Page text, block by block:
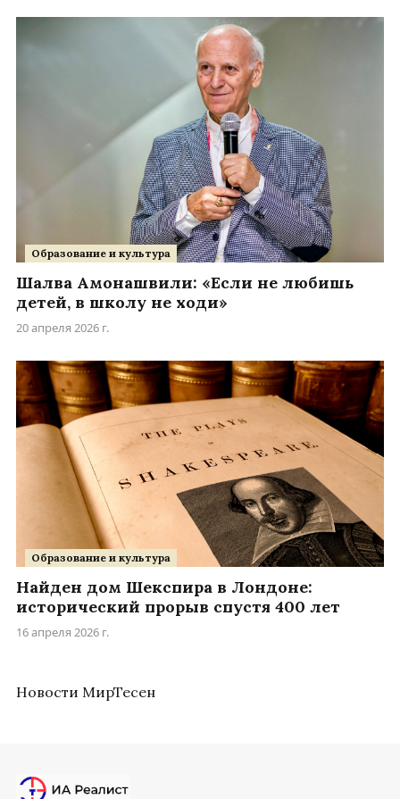
Образование и культура
Шалва Амонашвили: «Если не любишь
детей, в школу не ходи»
20 апреля 2026 г.
Образование и культура
Найден дом Шекспира в Лондоне:
исторический прорыв спустя 400 лет
16 апреля 2026 г.
Новости МирТесен